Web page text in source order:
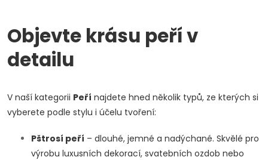
v
l
d
Objevte krásu peří v
detailu
V naší kategorii Peří najdete hned několik typů, ze kterých si
vyberete podle stylu i účelu tvoření:
Pštrosí peří – dlouhé, jemné a nadýchané. Skvělé pro
výrobu luxusních dekorací, svatebních ozdob nebo